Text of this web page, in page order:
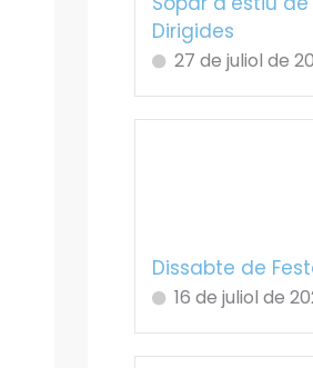
Dirigides
27 de juliol de
Dissabte de
16 de juliol de